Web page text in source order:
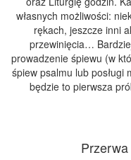
własnych możliwości:
rękach, jeszcze inni
przewinięcia…
prowadzenie śpiewu (w
śpiew psalmu lub posługi
będzie to pierwsza